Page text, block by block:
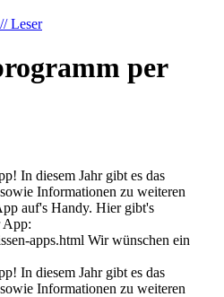
Leser
per
In diesem Jahr gibt es das
Informationen zu weiteren
auf's Handy. Hier gibt's
App:
apps.html Wir wünschen ein
In diesem Jahr gibt es das
Informationen zu weiteren